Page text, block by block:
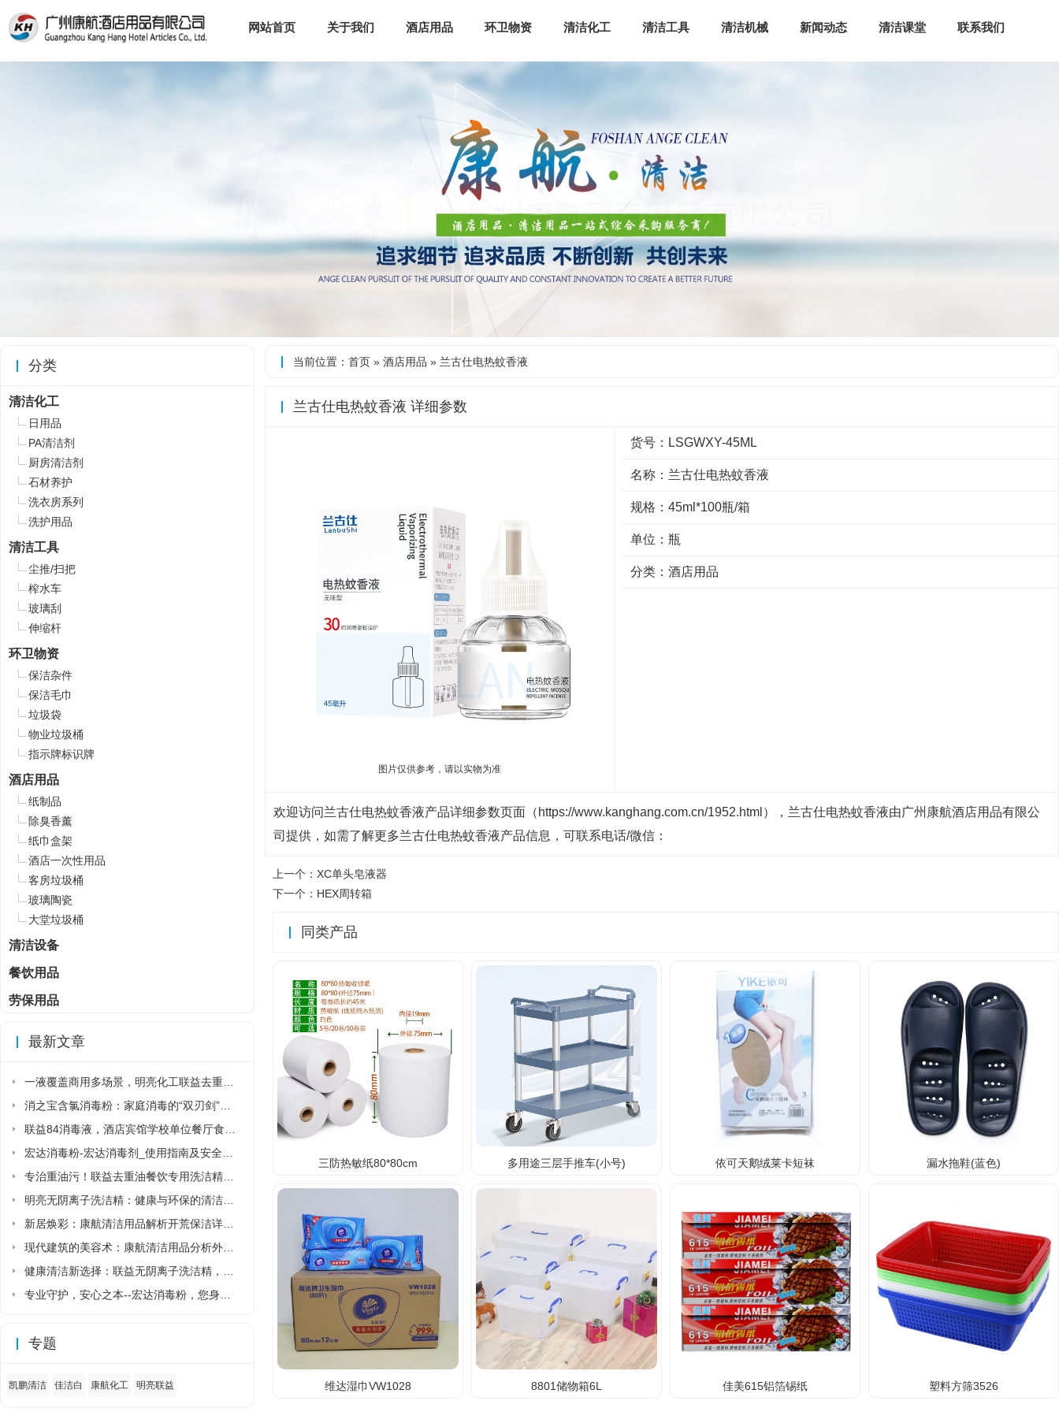
网站首页 关于我们 酒店用品 环卫物资 清洁化工 清洁工具 清洁机械 新闻动态 清洁课堂 联系我们
当前位置： 首页 » 酒店用品 » 兰古仕电热蚊香液
兰古仕电热蚊香液 详细参数
图片仅供参考，请以实物为准
货号：LSGWXY-45ML
名称：兰古仕电热蚊香液
规格：45ml*100瓶/箱
单位：瓶
分类： 酒店用品
欢迎访问兰古仕电热蚊香液产品详细参数页面（https://www.kanghang.com.cn/1952.html），兰古仕电热蚊香液由广州康航酒店用品有限公
司提供，如需了解更多兰古仕电热蚊香液产品信息，可联系电话/微信：
上一个： XC单头皂液器
下一个： HEX周转箱
同类产品
三防热敏纸80*80cm 多用途三层手推车(小号) 依可天鹅绒莱卡短袜 漏水拖鞋(蓝色)
维达湿巾VW1028 8801储物箱6L 佳美615铝箔锡纸 塑料方筛3526
分类
清洁化工
日用品
PA清洁剂
厨房清洁剂
石材养护
洗衣房系列
洗护用品
清洁工具
尘推/扫把
榨水车
玻璃刮
伸缩杆
环卫物资
保洁杂件
保洁毛巾
垃圾袋
物业垃圾桶
指示牌标识牌
酒店用品
纸制品
除臭香薰
纸巾盒架
酒店一次性用品
客房垃圾桶
玻璃陶瓷
大堂垃圾桶
清洁设备
餐饮用品
劳保用品
最新文章
专题
凯鹏清洁 佳洁白 康航化工 明亮联益